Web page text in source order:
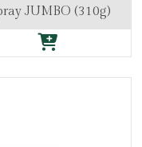
JUMBO (310g)